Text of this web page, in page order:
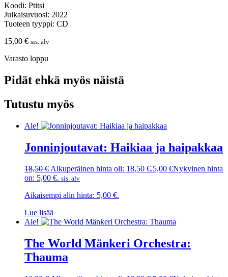
Koodi: Ptitsi
Julkaisuvuosi: 2022
Tuoteen tyyppi: CD
15,00 € sis. alv
Varasto loppu
Pidät ehkä myös näistä
Tutustu myös
Ale!
Jonninjoutavat: Haikiaa ja haipakkaa
18,50€Alkuperäinen hinta oli: 18,50 €.5,00 €Nykyinen hinta
on: 5,00 €. sis. alv
Aikaisempi alin hinta: 5,00 €.
Lue lisää
Ale!
The World Mänkeri Orchestra:
Thauma